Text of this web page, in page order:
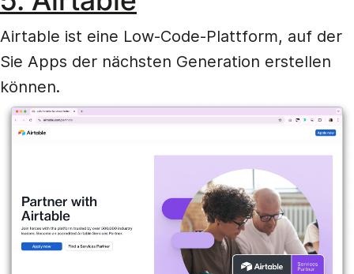
Airtable ist eine Low-Code-Plattform, auf der
Sie Apps der nächsten Generation erstellen
können.